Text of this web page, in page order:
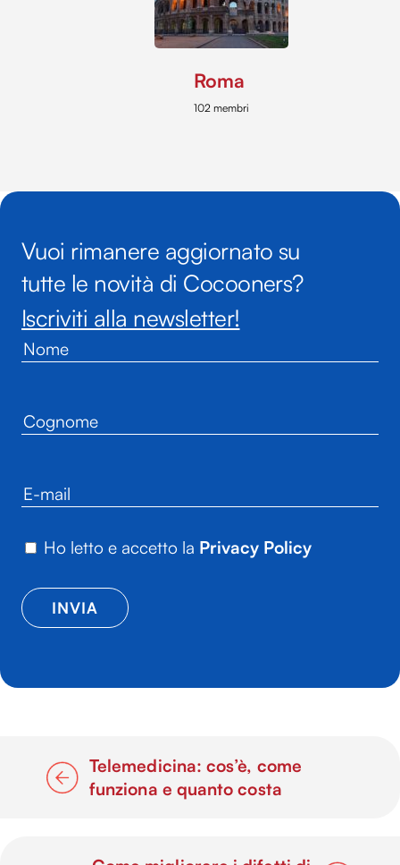
Roma
102 membri
Vuoi rimanere aggiornato su
tutte le novità di Cocooners?
Iscriviti alla newsletter!
Ho letto e accetto la Privacy Policy
Telemedicina: cos’è, come
funziona e quanto costa